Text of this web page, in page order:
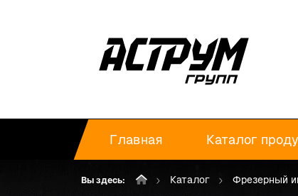
Главная Каталог
Вы здесь: Каталог Фрезерный